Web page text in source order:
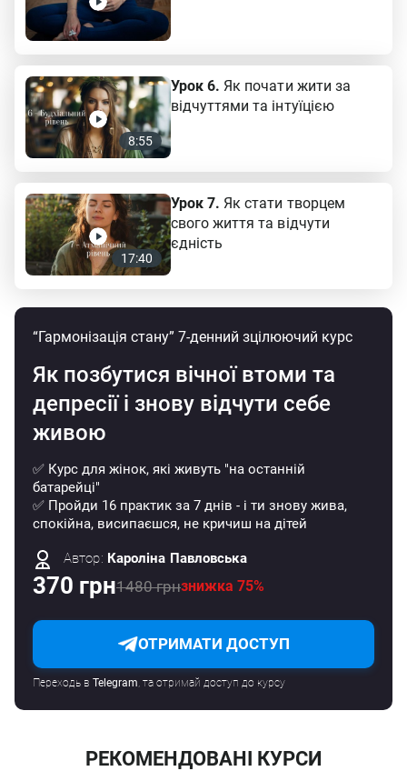
8:55
Урок 6. Як почати жити за
відчуттями та інтуїцією
17:40
Урок 7. Як стати творцем
свого життя та відчути
єдність
“Гармонізація стану” 7-денний зцілюючий курс
Як позбутися вічної втоми та
депресії і знову відчути себе
живою
✅ Курс для жінок, які живуть "на останній
батарейці"
✅ Пройди 16 практик за 7 днів - і ти знову жива,
спокійна, висипаєшся, не кричиш на дітей
Автор: Кароліна Павловська
370 грн1480 грнзнижка 75%
ОТРИМАТИ ДОСТУП
Переходь в Telegram, та отримай доступ до курсу
РЕКОМЕНДОВАНІ КУРСИ